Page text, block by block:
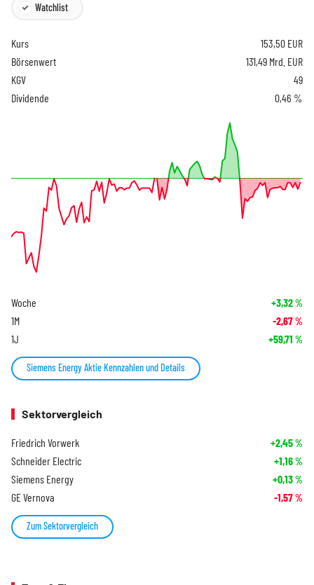
Watchlist
Kurs 153,50 EUR
Börsenwert
131,49 Mrd. EUR
KGV
49
Dividende
0,46 %
Woche +3,32%
1M -2,67%
1J +59,71 %
Siemens Energy Aktie Kennzahlen und Details
Sektorvergleich
Friedrich Vorwerk +2,45%
Schneider Electric +1,16%
Siemens Energy +0,13%
GE Vernova -1,57%
Zum Sektorvergleich